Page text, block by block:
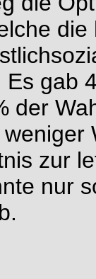
gab
der
zur
nur